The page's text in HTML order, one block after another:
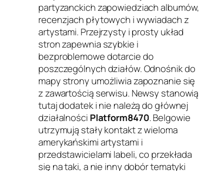
partyzanckich zapowiedziach albumów,
recenzjach płytowych i wywiadach z
artystami. Przejrzysty i prosty układ
stron zapewnia szybkie i
bezproblemowe dotarcie do
poszczególnych działów. Odnośnik do
mapy strony umożliwia zapoznanie się
z zawartością serwisu. Newsy stanowią
tutaj dodatek i nie należą do głównej
działalności Platform8470. Belgowie
utrzymują stały kontakt z wieloma
amerykańskimi artystami i
przedstawicielami labeli, co przekłada
się na taki, a nie inny dobór tematyki